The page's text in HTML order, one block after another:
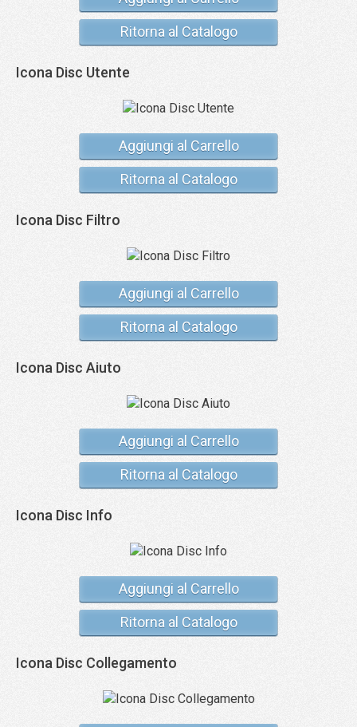
Ritorna al Catalogo
Icona Disc Utente
Aggiungi al Carrello
Ritorna al Catalogo
Icona Disc Filtro
Aggiungi al Carrello
Ritorna al Catalogo
Icona Disc Aiuto
Aggiungi al Carrello
Ritorna al Catalogo
Icona Disc Info
Aggiungi al Carrello
Ritorna al Catalogo
Icona Disc Collegamento